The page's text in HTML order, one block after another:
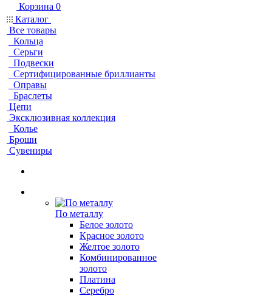
Корзина 0
Каталог
Все товары
Кольца
Серьги
Подвески
Сертифицированные бриллианты
Оправы
Браслеты
Цепи
Эксклюзивная коллекция
Колье
Броши
Сувениры
По металлу
Белое золото
Красное золото
Желтое золото
Комбинированное
золото
Платина
Серебро